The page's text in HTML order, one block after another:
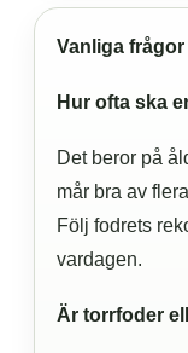
Vanliga frågor
Hur ofta ska
Det beror på
mår bra av
Följ fodrets
vardagen.
Är torrfoder